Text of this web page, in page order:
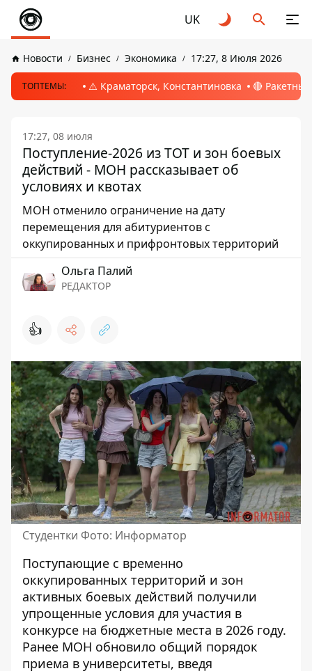
UK
Новости Бизнес Экономика 17:27, 8 Июля 2026
ТОПТЕМЫ: ⚠️ Краматорск, Константиновка 🔴
17:27, 08 июля
Поступление-2026 из ТОТ и зон боевых
действий - МОН рассказывает об
условиях и квотах
МОН отменило ограничение на дату
перемещения для абитуриентов с
оккупированных и прифронтовых территорий
Ольга Палий
РЕДАКТОР
👍
Студентки Фото: Информатор
Поступающие с временно
оккупированных территорий и зон
активных боевых действий получили
упрощенные условия для участия в
конкурсе на бюджетные места в 2026 году.
Ранее МОН обновило общий порядок
приема в университеты, введя